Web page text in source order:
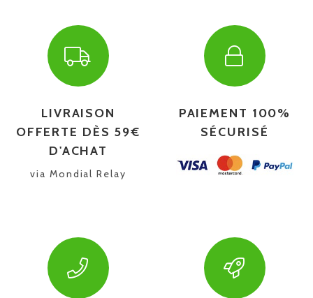
LIVRAISON
OFFERTE DÈS 59€
D'ACHAT
via Mondial Relay
PAIEMENT 100%
SÉCURISÉ